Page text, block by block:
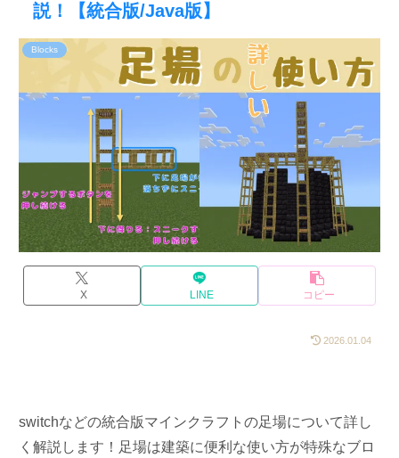
説！【統合版/Java版】
Blocks
X LINE コピー
2026.01.04
switchなどの統合版マインクラフトの足場について詳し
く解説します！足場は建築に便利な使い方が特殊なブロ